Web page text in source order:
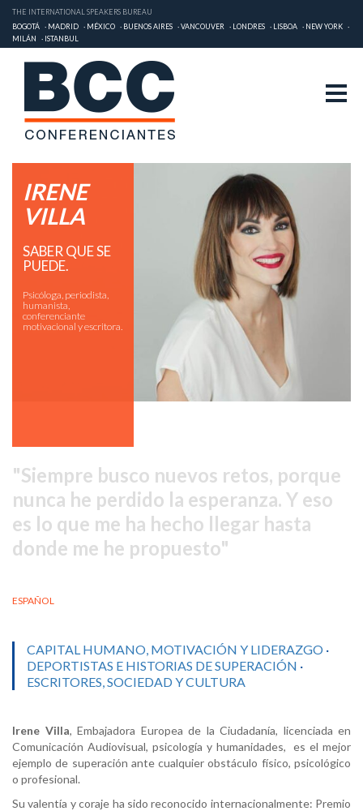
THE INTERNATIONAL SPEAKERS BUREAU
BOGOTÁ
MADRID MÉXICO BUENOS AIRES VANCOUVER LONDRES LISBOA
NEW YORK
MILÁN
ISTANBUL
IRENE
VILLA
SABER QUE SE
PUEDE.
Psicóloga, periodista,
humanista,
conferenciante
motivacional y escritora.
Siempre busco nuevos retos, porque
nunca he perdido la esperanza. Y eso
es lo que me ha hecho llegar hasta
donde me he propuesto
ESPAÑOL
CAPITAL HUMANO, MOTIVACIÓN Y LIDERAZGO ·
DEPORTISTAS E HISTORIAS DE SUPERACIÓN ·
ESCRITORES, SOCIEDAD Y CULTURA
Irene Villa, Embajadora Europea de la Ciudadanía, licenciada en
Comunicación Audiovisual, psicología y humanidades, es el mejor
ejemplo de superación ante cualquier obstáculo físico, psicológico
o profesional.
Su valentía y coraje ha sido reconocido internacionalmente: Premio